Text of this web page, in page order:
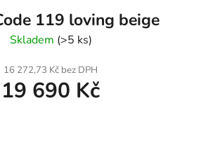
119 loving beige
Skladem (>5 ks)
16 272,73 Kč bez DPH
19 690 Kč